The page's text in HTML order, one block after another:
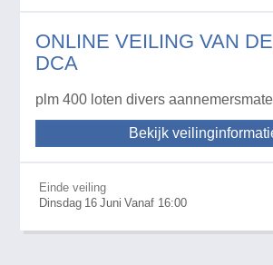
ONLINE VEILING VAN
DCA
plm 400 loten divers
Bekijk
Einde veiling
Dinsdag 16 Juni Vanaf 16:00